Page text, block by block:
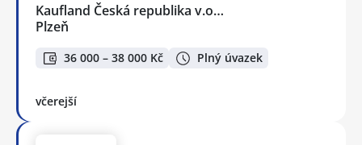
Kaufland Česká republika v.o…
Plzeň
36 000 – 38 000 Kč Plný úvazek
včerejší